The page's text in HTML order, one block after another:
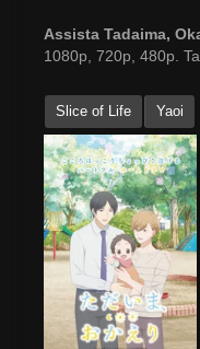
Assista Tadaima,
1080p, 720p, 480p.
Slice of Life Yaoi